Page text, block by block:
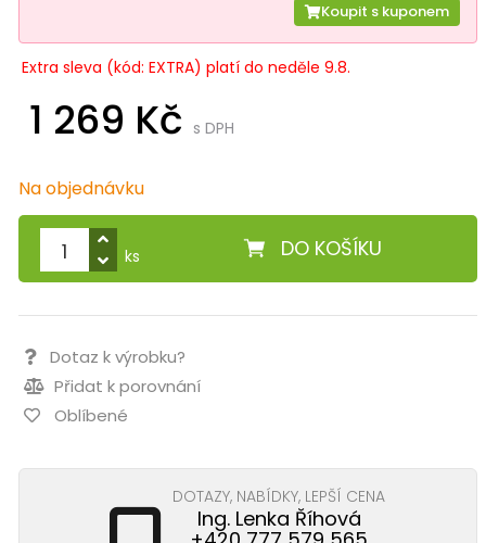
Koupit s kuponem
Extra sleva (kód: EXTRA) platí do neděle 9.8.
1 269 Kč s DPH
Na objednávku
DO KOŠÍKU
ks
Dotaz k výrobku?
Přidat k porovnání
Oblíbené
DOTAZY, NABÍDKY, LEPŠÍ CENA
Ing. Lenka Říhová